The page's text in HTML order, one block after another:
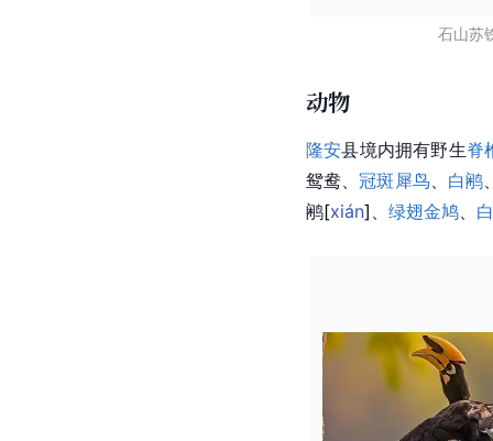
石山苏
动物
隆安县境内拥有野生脊
鸳鸯、冠斑犀鸟、 白鹇
鹇[xián] 、 绿翅金鸠、